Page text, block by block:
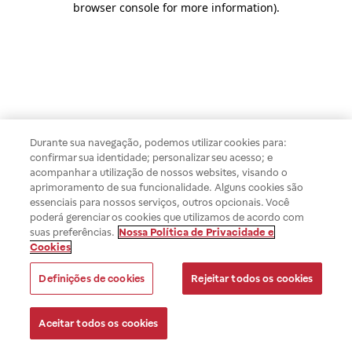
browser console for more information).
Durante sua navegação, podemos utilizar cookies para:
confirmar sua identidade; personalizar seu acesso; e
acompanhar a utilização de nossos websites, visando o
aprimoramento de sua funcionalidade. Alguns cookies são
essenciais para nossos serviços, outros opcionais. Você
poderá gerenciar os cookies que utilizamos de acordo com
suas preferências. Nossa Política de Privacidade e
Cookies
Definições de cookies Rejeitar todos os cookies
Aceitar todos os cookies